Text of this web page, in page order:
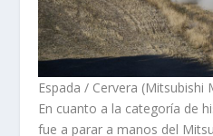
Espada / Cervera (Mitsubishi
En cuanto a la categoría de
fue a parar a manos del